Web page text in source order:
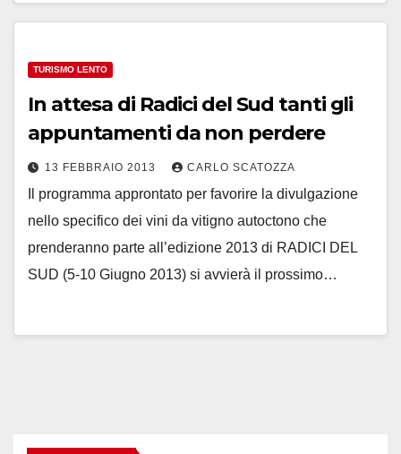
TURISMO LENTO
In attesa di Radici del Sud tanti gli
appuntamenti da non perdere
13 FEBBRAIO 2013 CARLO SCATOZZA
Il programma approntato per favorire la divulgazione
nello specifico dei vini da vitigno autoctono che
prenderanno parte all’edizione 2013 di RADICI DEL
SUD (5-10 Giugno 2013) si avvierà il prossimo…